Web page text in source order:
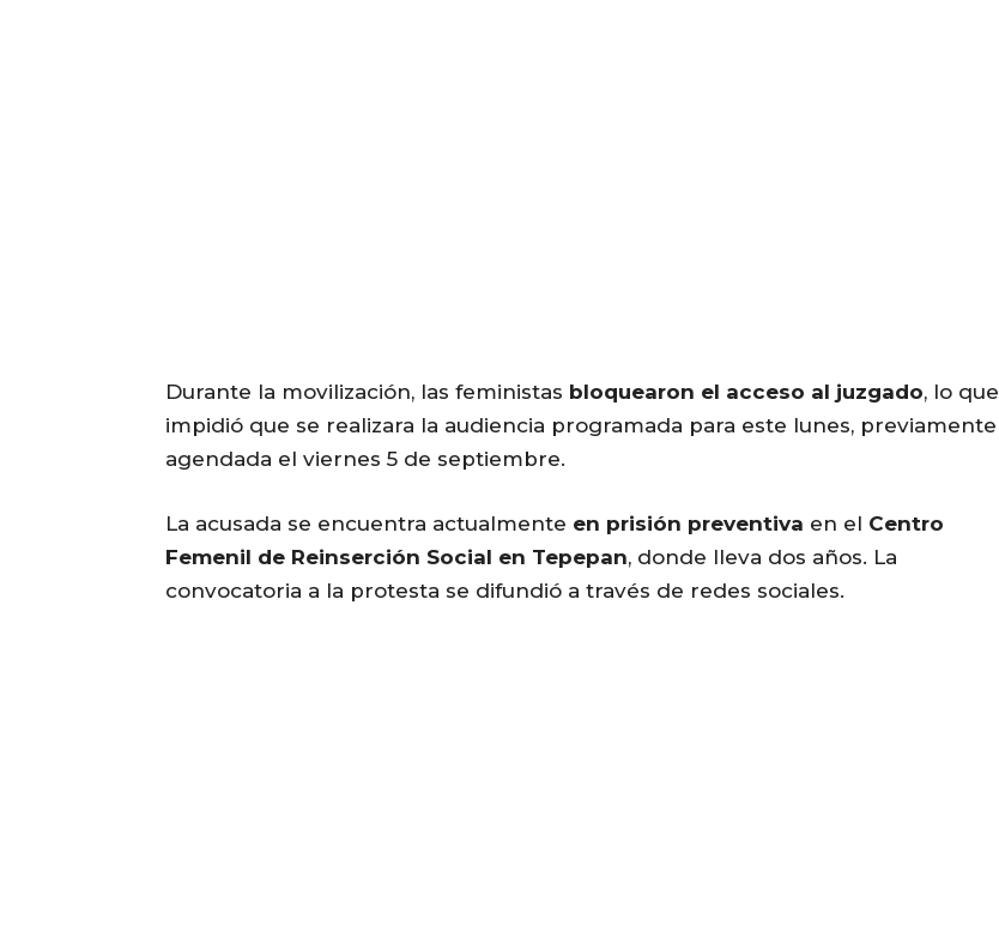
Durante la movilización, las feministas bloquearon el acceso al juzgado, lo que
impidió que se realizara la audiencia programada para este lunes, previamente
agendada el viernes 5 de septiembre.
La acusada se encuentra actualmente en prisión preventiva en el Centro
Femenil de Reinserción Social en Tepepan, donde lleva dos años. La
convocatoria a la protesta se difundió a través de redes sociales.